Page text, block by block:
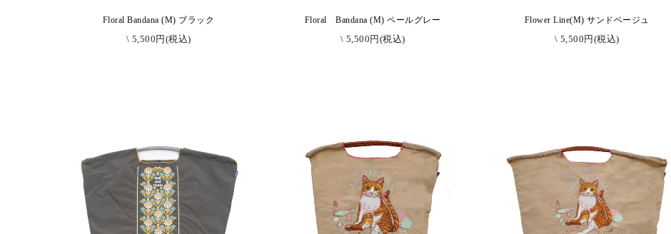
Floral Bandana (M) ブラック
\ 5,500円(税込)
Floral Bandana (M) ペールグレー
\ 5,500円(税込)
Flower Line(M) サンドベージュ
\ 5,500円(税込)